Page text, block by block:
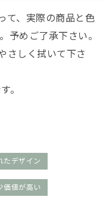
て、実際の商品と色
予めご了承下さい。
さしく拭いて下さ
。
たデザイン
価値が高い